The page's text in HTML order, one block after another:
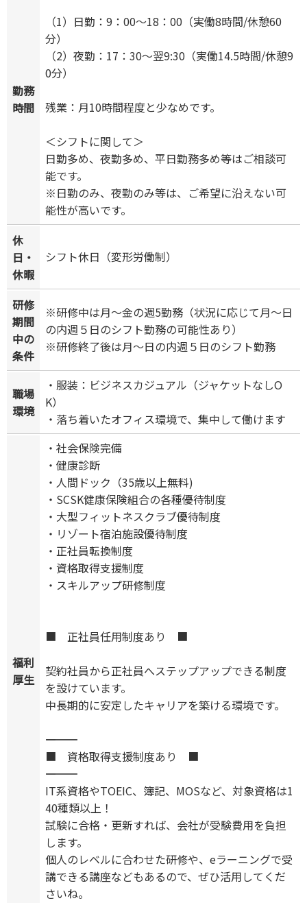
勤務
時間
（1）日勤：9：00～18：00（実働8時間/休憩60
分）
（2）夜勤：17：30～翌9:30（実働14.5時間/休憩9
0分）
残業：月10時間程度と少なめです。
＜シフトに関して＞
日勤多め、夜勤多め、平日勤務多め等はご相談可
能です。
※日勤のみ、夜勤のみ等は、ご希望に沿えない可
能性が高いです。
休
日・
休暇
シフト休日（変形労働制）
研修
期間
中の
条件
※研修中は月～金の週5勤務（状況に応じて月～日
の内週５日のシフト勤務の可能性あり）
※研修終了後は月～日の内週５日のシフト勤務
職場
環境
・服装：ビジネスカジュアル（ジャケットなしO
K）
・落ち着いたオフィス環境で、集中して働けます
福利
厚生
・社会保険完備
・健康診断
・人間ドック（35歳以上無料)
・SCSK健康保険組合の各種優待制度
・大型フィットネスクラブ優待制度
・リゾート宿泊施設優待制度
・正社員転換制度
・資格取得支援制度
・スキルアップ研修制度
■ 正社員任用制度あり ■
契約社員から正社員へステップアップできる制度
を設けています。
中長期的に安定したキャリアを築ける環境です。
―――――――――――――
■ 資格取得支援制度あり ■
―――――――――――――
IT系資格やTOEIC、簿記、MOSなど、対象資格は1
40種類以上！
試験に合格・更新すれば、会社が受験費用を負担
します。
個人のレベルに合わせた研修や、eラーニングで受
講できる講座などもあるので、ぜひ活用してくだ
さいね。